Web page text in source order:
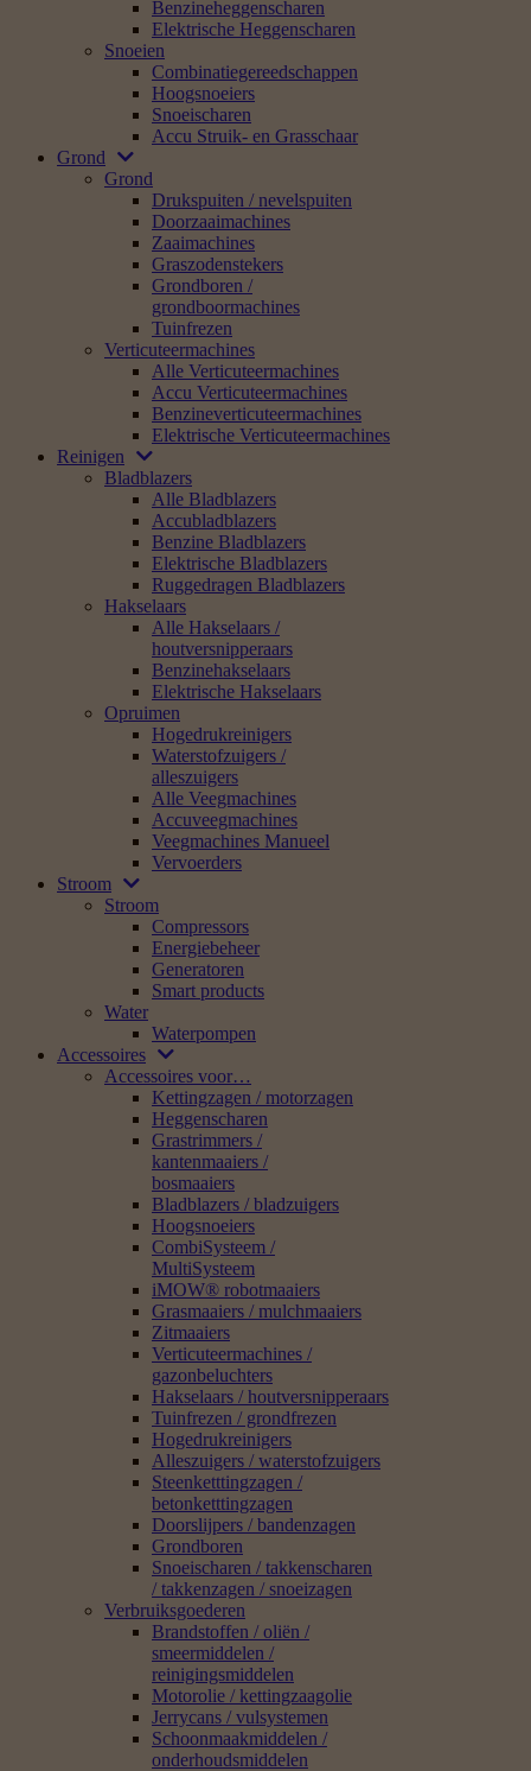
Benzineheggenscharen
Elektrische Heggenscharen
Snoeien
Combinatiegereedschappen
Hoogsnoeiers
Snoeischaren
Accu Struik- en Grasschaar
Grond
Grond
Drukspuiten / nevelspuiten
Doorzaaimachines
Zaaimachines
Graszodenstekers
Grondboren /
grondboormachines
Tuinfrezen
Verticuteermachines
Alle Verticuteermachines
Accu Verticuteermachines
Benzineverticuteermachines
Elektrische Verticuteermachines
Reinigen
Bladblazers
Alle Bladblazers
Accubladblazers
Benzine Bladblazers
Elektrische Bladblazers
Ruggedragen Bladblazers
Hakselaars
Alle Hakselaars /
houtversnipperaars
Benzinehakselaars
Elektrische Hakselaars
Opruimen
Hogedrukreinigers
Waterstofzuigers /
alleszuigers
Alle Veegmachines
Accuveegmachines
Veegmachines Manueel
Vervoerders
Stroom
Stroom
Compressors
Energiebeheer
Generatoren
Smart products
Water
Waterpompen
Accessoires
Accessoires voor…
Kettingzagen / motorzagen
Heggenscharen
Grastrimmers /
kantenmaaiers /
bosmaaiers
Bladblazers / bladzuigers
Hoogsnoeiers
CombiSysteem /
MultiSysteem
iMOW® robotmaaiers
Grasmaaiers / mulchmaaiers
Zitmaaiers
Verticuteermachines /
gazonbeluchters
Hakselaars / houtversnipperaars
Tuinfrezen / grondfrezen
Hogedrukreinigers
Alleszuigers / waterstofzuigers
Steenketttingzagen /
betonketttingzagen
Doorslijpers / bandenzagen
Grondboren
Snoeischaren / takkenscharen
/ takkenzagen / snoeizagen
Verbruiksgoederen
Brandstoffen / oliën /
smeermiddelen /
reinigingsmiddelen
Motorolie / kettingzaagolie
Jerrycans / vulsystemen
Schoonmaakmiddelen /
onderhoudsmiddelen